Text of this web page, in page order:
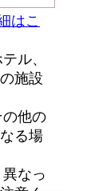
はこ
ル、
施設
の他の
る場
なっ